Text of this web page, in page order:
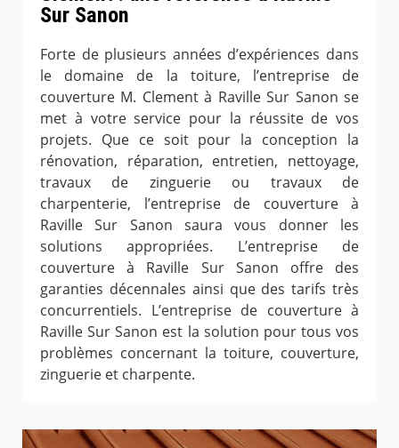
Sur Sanon
Forte de plusieurs années d’expériences dans
le domaine de la toiture, l’entreprise de
couverture M. Clement à Raville Sur Sanon se
met à votre service pour la réussite de vos
projets. Que ce soit pour la conception la
rénovation, réparation, entretien, nettoyage,
travaux de zinguerie ou travaux de
charpenterie, l’entreprise de couverture à
Raville Sur Sanon saura vous donner les
solutions appropriées. L’entreprise de
couverture à Raville Sur Sanon offre des
garanties décennales ainsi que des tarifs très
concurrentiels. L’entreprise de couverture à
Raville Sur Sanon est la solution pour tous vos
problèmes concernant la toiture, couverture,
zinguerie et charpente.